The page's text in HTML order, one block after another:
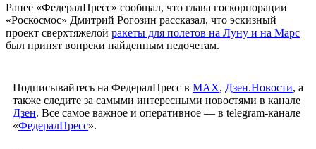
Ранее «ФедералПресс» сообщал, что глава госкорпорации
«Роскосмос» Дмитрий Рогозин рассказал, что эскизный
проект сверхтяжелой ракеты для полетов на Луну и на Марс
был принят вопреки найденным недочетам.
Подписывайтесь на ФедералПресс в МАХ, Дзен.Новости, а
также следите за самыми интересными новостями в канале
Дзен. Все самое важное и оперативное — в telegram-канале
«ФедералПресс».